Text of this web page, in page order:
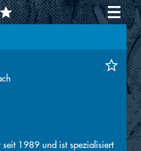
seit 1989 und ist spezialisiert